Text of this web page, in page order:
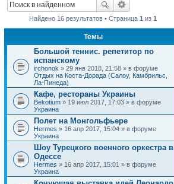
Найдено 16 результатов • Страница1 из1
Темы
Большой теннис. репетитор по
испанскому
irchonok » 29 янв 2018, 21:58 » в форуме
Отдых на Коста-Дорада (Салоу, Камбрильс,
Ла-Пинеда)
Кафе, рестораны Украины
Bekotium » 19 июл 2017, 17:03 » в форуме
Украина
Полет на Монгольфьере
Hermes » 16 апр 2017, 15:04 » в форуме
Украина
Шоу Турецкого военного оркестра в
Одессе
Hermes » 16 апр 2017, 15:01 » в форуме
Украина